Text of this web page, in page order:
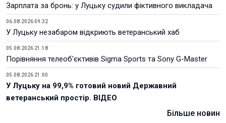
Зарплата за бронь: у Луцьку судили фіктивного викладача
06.08.2026 09:32
У Луцьку незабаром відкриють ветеранський хаб
05.08.2026 21:18
Порівняння телеоб'єктивів Sigma Sports та Sony G-Master
05.08.2026 21:00
У Луцьку на 99,9% готовий новий Державний
ветеранський простір. ВІДЕО
Більше новин